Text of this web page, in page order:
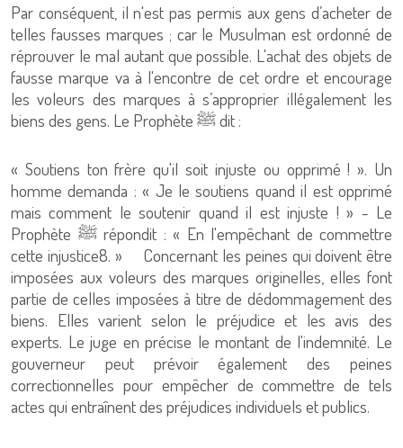
Par conséquent, il n'est pas permis aux gens d’acheter de
telles fausses marques ; car le Musulman est ordonné de
réprouver le mal autant que possible. L'achat des objets de
fausse marque va à l'encontre de cet ordre et encourage
les voleurs des marques à s’approprier illégalement les
biens des gens. Le Prophète ﷺ dit :
« Soutiens ton frère qu'il soit injuste ou opprimé ! ». Un
homme demanda : « Je le soutiens quand il est opprimé
mais comment le soutenir quand il est injuste ! » - Le
Prophète ﷺ répondit : « En l'empêchant de commettre
cette injustice8. » Concernant les peines qui doivent être
imposées aux voleurs des marques originelles, elles font
partie de celles imposées à titre de dédommagement des
biens. Elles varient selon le préjudice et les avis des
experts. Le juge en précise le montant de l'indemnité. Le
gouverneur peut prévoir également des peines
correctionnelles pour empêcher de commettre de tels
actes qui entraînent des préjudices individuels et publics.